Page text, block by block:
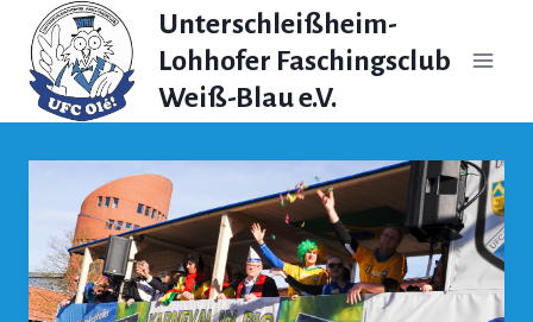
Inhalt
springen
Unterschleißheim-
Lohhofer Faschingsclub
Weiß-Blau e.V.